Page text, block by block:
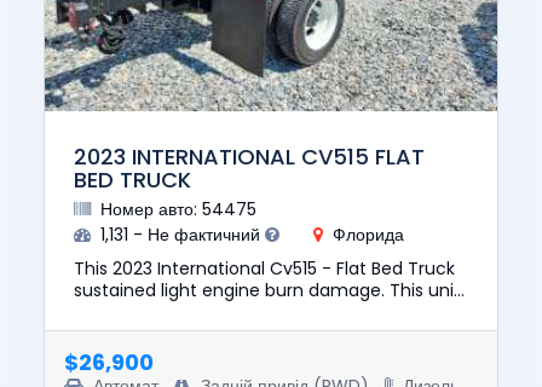
2023 INTERNATIONAL CV515 FLAT
BED TRUCK
Номер авто: 54475
1,131 - Не фактичний
Флорида
This 2023 International Cv515 - Flat Bed Truck
sustained light engine burn damage. This unit
value of thi...
$26,900